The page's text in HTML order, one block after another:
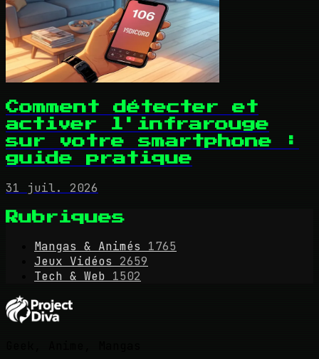
Comment détecter et
activer l'infrarouge
sur votre smartphone :
guide pratique
31 juil. 2026
Rubriques
Mangas & Animés
1765
Jeux Vidéos
2659
Tech & Web 1502